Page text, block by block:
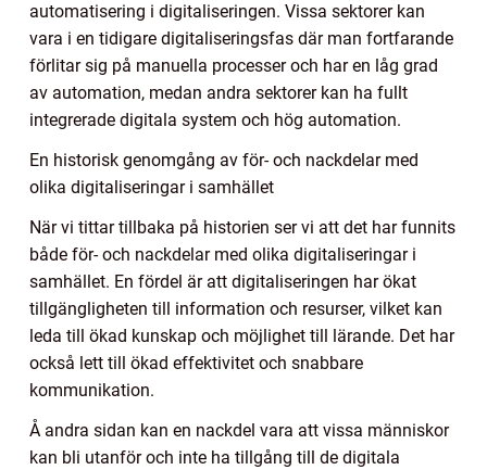
automatisering i digitaliseringen. Vissa sektorer kan
vara i en tidigare digitaliseringsfas där man fortfarande
förlitar sig på manuella processer och har en låg grad
av automation, medan andra sektorer kan ha fullt
integrerade digitala system och hög automation.
En historisk genomgång av för- och nackdelar med
olika digitaliseringar i samhället
När vi tittar tillbaka på historien ser vi att det har funnits
både för- och nackdelar med olika digitaliseringar i
samhället. En fördel är att digitaliseringen har ökat
tillgängligheten till information och resurser, vilket kan
leda till ökad kunskap och möjlighet till lärande. Det har
också lett till ökad effektivitet och snabbare
kommunikation.
Å andra sidan kan en nackdel vara att vissa människor
kan bli utanför och inte ha tillgång till de digitala